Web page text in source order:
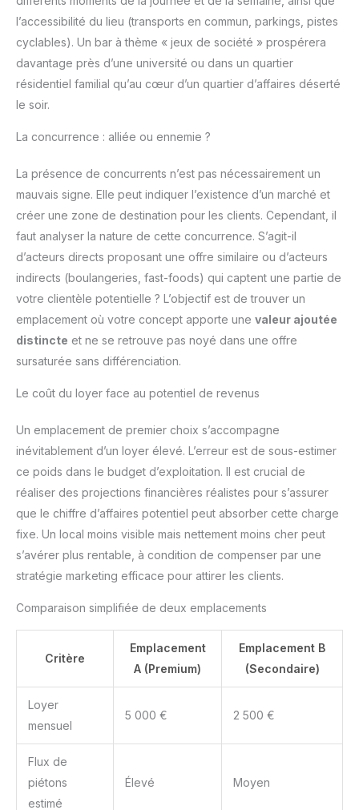
l’accessibilité du lieu (transports en commun, parkings, pistes
cyclables). Un bar à thème « jeux de société » prospérera
davantage près d’une université ou dans un quartier
résidentiel familial qu’au cœur d’un quartier d’affaires déserté
le soir.
La concurrence : alliée ou ennemie ?
La présence de concurrents n’est pas nécessairement un
mauvais signe. Elle peut indiquer l’existence d’un marché et
créer une zone de destination pour les clients. Cependant, il
faut analyser la nature de cette concurrence. S’agit-il
d’acteurs directs proposant une offre similaire ou d’acteurs
indirects (boulangeries, fast-foods) qui captent une partie de
votre clientèle potentielle ? L’objectif est de trouver un
emplacement où votre concept apporte une valeur ajoutée
distincte et ne se retrouve pas noyé dans une offre
sursaturée sans différenciation.
Le coût du loyer face au potentiel de revenus
Un emplacement de premier choix s’accompagne
inévitablement d’un loyer élevé. L’erreur est de sous-estimer
ce poids dans le budget d’exploitation. Il est crucial de
réaliser des projections financières réalistes pour s’assurer
que le chiffre d’affaires potentiel peut absorber cette charge
fixe. Un local moins visible mais nettement moins cher peut
s’avérer plus rentable, à condition de compenser par une
stratégie marketing efficace pour attirer les clients.
Comparaison simplifiée de deux emplacements
Critère
Emplacement
A (Premium)
Emplacement B
(Secondaire)
Loyer
mensuel
5 000 € 2 500 €
Flux de
piétons
estimé
Élevé Moyen